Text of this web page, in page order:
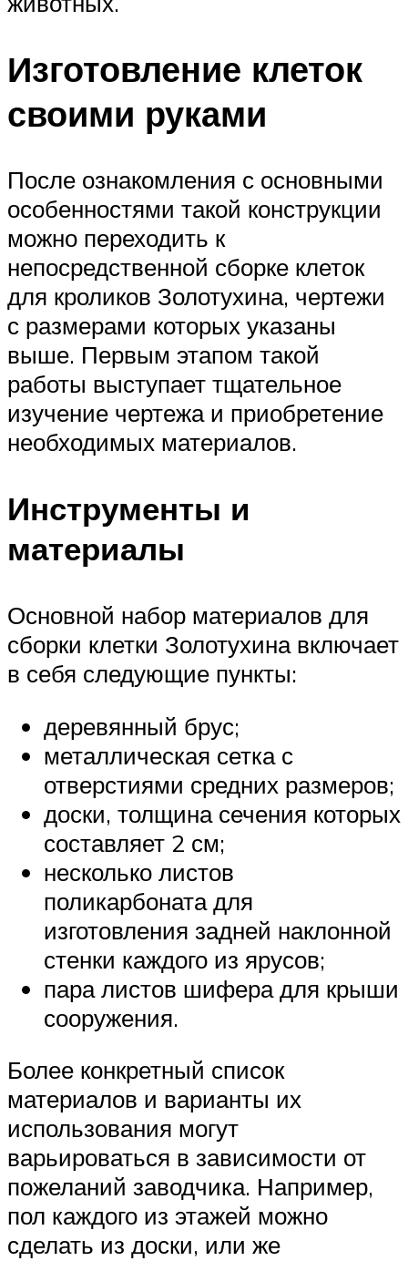
Изготовление клеток
своими руками
После ознакомления с основными
особенностями такой конструкции
можно переходить к
непосредственной сборке клеток
для кроликов Золотухина, чертежи
с размерами которых указаны
выше. Первым этапом такой
работы выступает тщательное
изучение чертежа и приобретение
необходимых материалов.
Инструменты и
материалы
Основной набор материалов для
сборки клетки Золотухина включает
в себя следующие пункты:
деревянный брус;
металлическая сетка с
отверстиями средних размеров;
доски, толщина сечения которых
составляет 2 см;
несколько листов
поликарбоната для
изготовления задней наклонной
стенки каждого из ярусов;
пара листов шифера для крыши
сооружения.
Более конкретный список
материалов и варианты их
использования могут
варьироваться в зависимости от
пожеланий заводчика. Например,
пол каждого из этажей можно
сделать из доски, или же